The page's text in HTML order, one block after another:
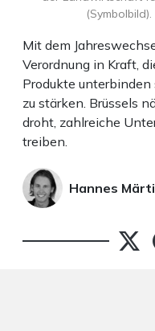
Mit dem
Verordnung in Kraft,
Produkte unterbinden
zu stärken. Brüssels
droht, zahlreiche
treiben.
Hannes